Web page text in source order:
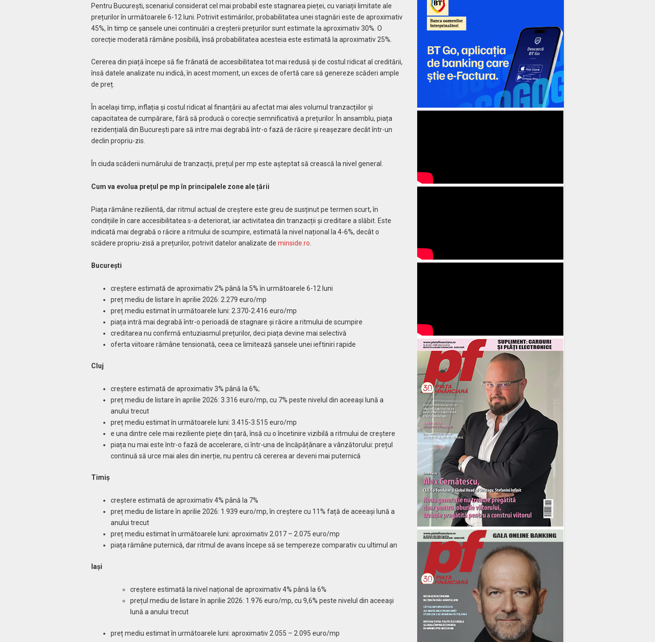
Pentru București, scenariul considerat cel mai probabil este stagnarea pieței, cu variații limitate ale
prețurilor în următoarele 6-12 luni. Potrivit estimărilor, probabilitatea unei stagnări este de aproximativ
45%, în timp ce șansele unei continuări a creșterii prețurilor sunt estimate la aproximativ 30%. O
corecție moderată rămâne posibilă, însă probabilitatea acesteia este estimată la aproximativ 25%.
Cererea din piață începe să fie frânată de accesibilitatea tot mai redusă și de costul ridicat al creditării,
însă datele analizate nu indică, în acest moment, un exces de ofertă care să genereze scăderi ample
de preț.
În același timp, inflația și costul ridicat al finanțării au afectat mai ales volumul tranzacțiilor și
capacitatea de cumpărare, fără să producă o corecție semnificativă a prețurilor. În ansamblu, piața
rezidențială din București pare să intre mai degrabă într-o fază de răcire și reașezare decât într-un
declin propriu-zis.
În ciuda scăderii numărului de tranzacții, prețul per mp este așteptat să crească la nivel general.
Cum va evolua prețul pe mp în principalele zone ale țării
Piața rămâne rezilientă, dar ritmul actual de creștere este greu de susținut pe termen scurt, în
condițiile în care accesibilitatea s-a deteriorat, iar activitatea din tranzacții și creditare a slăbit. Este
indicată mai degrabă o răcire a ritmului de scumpire, estimată la nivel național la 4-6%, decât o
scădere propriu-zisă a prețurilor, potrivit datelor analizate de minside.ro
București
creștere estimată de aproximativ 2% până la 5% în următoarele 6-12 luni
preț mediu de listare în aprilie 2026: 2.279 euro/mp
preț mediu estimat în următoarele luni: 2.370-2.416 euro/mp
piața intră mai degrabă într-o perioadă de stagnare și răcire a ritmului de scumpire
creditarea nu confirmă entuziasmul prețurilor, deci piața devine mai selectivă
oferta viitoare rămâne tensionată, ceea ce limitează șansele unei ieftiniri rapide
Cluj
creștere estimată de aproximativ 3% până la 6%;
preț mediu de listare în aprilie 2026: 3.316 euro/mp, cu 7% peste nivelul din aceeași lună a
anului trecut
preț mediu estimat în următoarele luni: 3.415-3.515 euro/mp
e una dintre cele mai reziliente piețe din țară, însă cu o încetinire vizibilă a ritmului de creștere
piața nu mai este într-o fază de accelerare, ci într-una de încăpățânare a vânzătorului: prețul
continuă să urce mai ales din inerție, nu pentru că cererea ar deveni mai puternică
Timiș
creștere estimată de aproximativ 4% până la 7%
preț mediu de listare în aprilie 2026: 1.939 euro/mp, în creștere cu 11% față de aceeași lună a
anului trecut
preț mediu estimat în următoarele luni: aproximativ 2.017 – 2.075 euro/mp
piața rămâne puternică, dar ritmul de avans începe să se tempereze comparativ cu ultimul an
Iași
creștere estimată la nivel național de aproximativ 4% până la 6%
prețul mediu de listare în aprilie 2026: 1.976 euro/mp, cu 9,6% peste nivelul din aceeași
lună a anului trecut
preț mediu estimat în următoarele luni: aproximativ 2.055 – 2.095 euro/mp